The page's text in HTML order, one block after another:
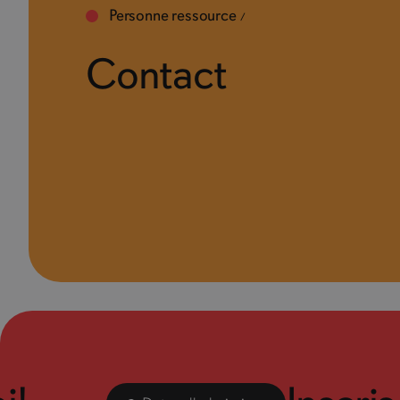
Personne ressource
Contact